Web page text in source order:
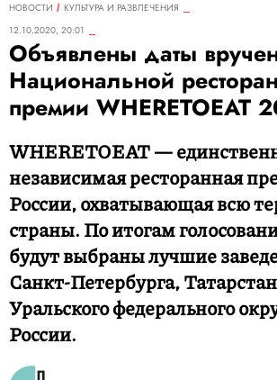
НОВОСТИ
КУЛЬТУРА И РАЗВЛЕЧЕНИЯ
12.10.2020, 20:01
Объявлены даты
Национальной
премии WHERETOEAT
WHERETOEAT —
независимая ресторанная
России, охватывающая всю
страны. По итогам
будут выбраны лучшие
Санкт-Петербурга,
Уральского федерального
России.